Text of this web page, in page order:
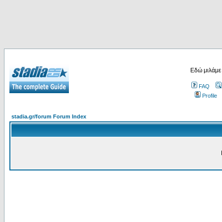
Εδώ
FAQ
Profile
stadia.gr/forum Forum Index